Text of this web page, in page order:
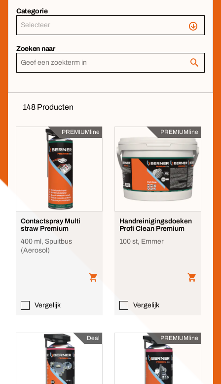
Categorie
Selecteer
Zoeken naar
148 Producten
PREMIUMline
Contactspray Multi
straw Premium
400 ml, Spuitbus
(Aerosol)
Vergelijk
PREMIUMline
Handreinigingsdoeken
Profi Clean Premium
100 st, Emmer
Vergelijk
Deal PREMIUMline